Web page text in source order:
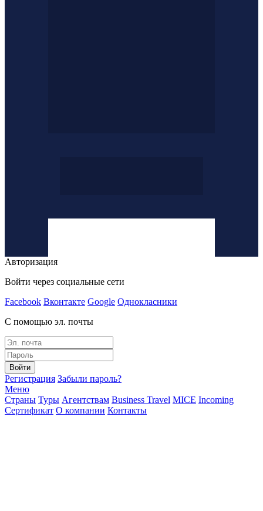
Авторизация
Войти через социальные сети
Facebook Вконтакте Google Однокласники
С помощью эл. почты
Войти
Регистрация Забыли пароль?
Меню
Страны Туры Агентствам Business Travel MICE Incoming
Сертификат О компании Контакты